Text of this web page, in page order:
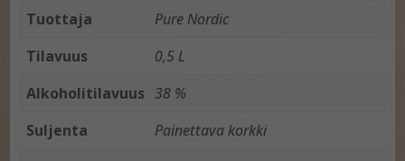
Tuottaja
Pure Nordic
Tilavuus
0,5 L
Alkoholitilavuus 38 %
Suljenta
Painettava korkki